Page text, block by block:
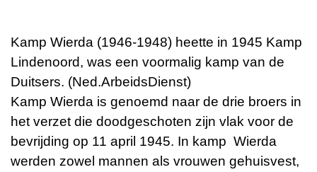
Kamp Wierda (1946-1948) heette in 1945 Kamp
Lindenoord, was een voormalig kamp van de
Duitsers. (Ned.ArbeidsDienst)
Kamp Wierda is genoemd naar de drie broers in
het verzet die doodgeschoten zijn vlak voor de
bevrijding op 11 april 1945. In kamp Wierda
werden zowel mannen als vrouwen gehuisvest,